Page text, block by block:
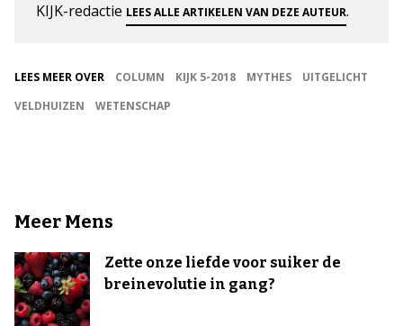
KIJK-redactie LEES ALLE ARTIKELEN VAN DEZE AUTEUR.
LEES MEER OVER COLUMN KIJK 5-2018 MYTHES
UITGELICHT
VELDHUIZEN
WETENSCHAP
Meer Mens
Zette onze liefde voor suiker de
breinevolutie in gang?